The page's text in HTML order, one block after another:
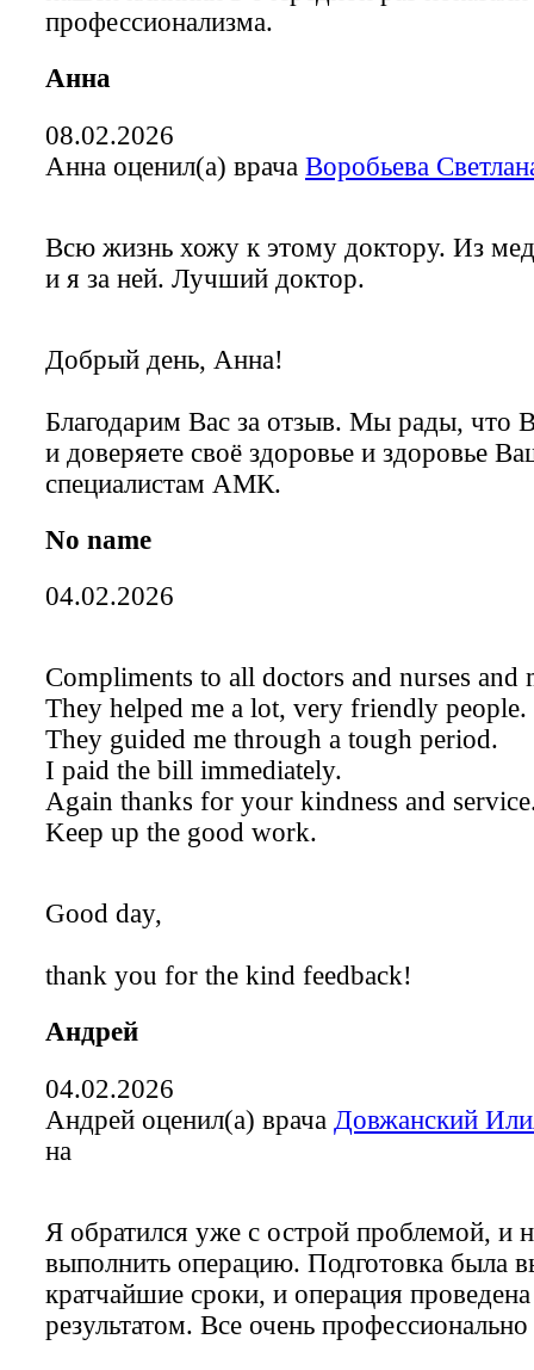
профессионализма.
Анна
08.02.2026
Анна оценил(а) врача Воробьева
Всю жизнь хожу к этому доктору. Из
и я за ней. Лучший доктор.
Добрый день, Анна!
Благодарим Вас за отзыв. Мы рады, что
и доверяете своё здоровье и здоровье
специалистам АМК.
No name
04.02.2026
Compliments to all doctors and nurses and
They helped me a lot, very friendly people.
They guided me through a tough period.
I paid the bill immediately.
Again thanks for your kindness and
Keep up the good work.
Good day,
thank you for the kind feedback!
Андрей
04.02.2026
Андрей оценил(а) врача Довжанский
на
Я обратился уже с острой проблемой, и
выполнить операцию. Подготовка была
кратчайшие сроки, и операция
результатом. Все очень